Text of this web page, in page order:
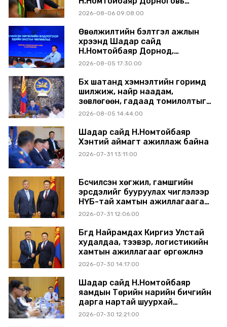
аймагт ажиллав
2026-08-06 09:08:00
Өвөлжилтийн бэлтгэл ажлын
хүрээнд Шадар сайд
Н.Номтойбаяр Дорнод,
Сүхбаатар аймагт ажиллав
2026-08-05 17:30:00
Бүх шатанд хэмнэлтийн горимд
шилжиж, найр наадам,
зөвлөгөөн, гадаад томилолтыг
хориглолоо
2026-08-05 14:44:00
Шадар сайд Н.Номтойбаяр
Хэнтий аймагт ажиллаж байна
2026-07-31 13:11:00
Бүсчилсэн хөгжил, гамшгийн
эрсдэлийг бууруулах чиглэлээр
НҮБ-тай хамтын ажиллагаагаа
өргөжүүлэхээр санал солилцлоо
2026-07-31 12:06:00
Бүгд Найрамдах Киргиз Улстай
худалдаа, тээвэр, логистикийн
хамтын ажиллагааг өргөжүүлнэ
2026-07-30 14:17:00
Шадар сайд Н.Номтойбаяр
яамдын Төрийн нарийн бичгийн
дарга нартай шуурхай
хуралдлаа
2026-07-30 12:21:00